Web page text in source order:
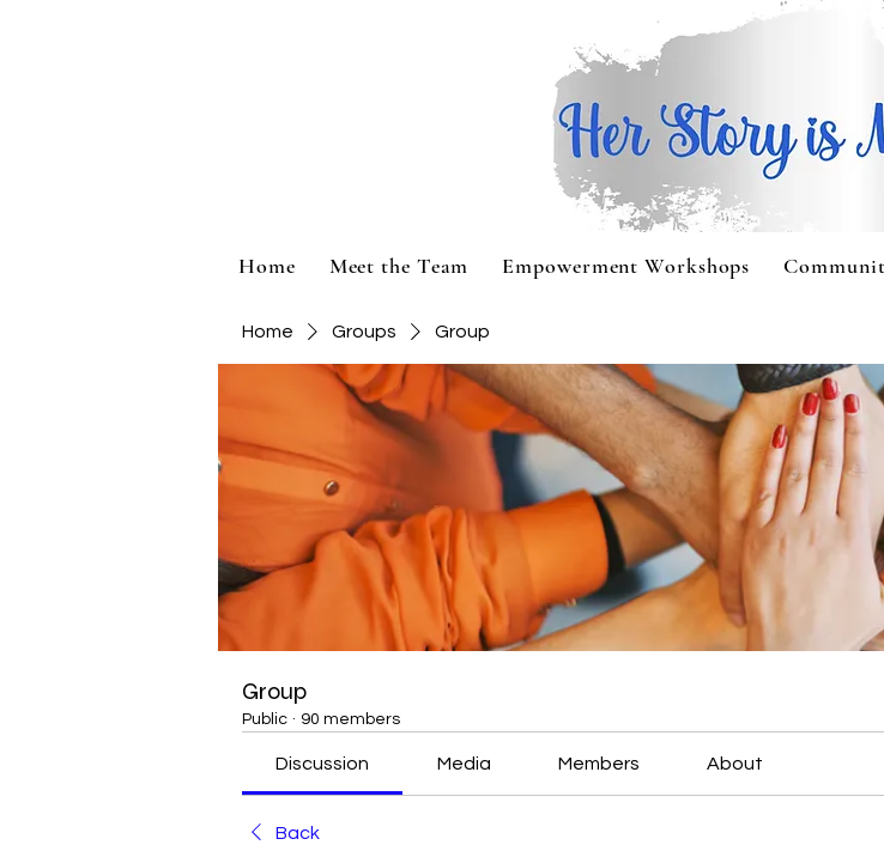
Home Meet the Team Empowerment Workshops
Home Groups Group
Group
Public · 90 members
Discussion Media Members About
Back